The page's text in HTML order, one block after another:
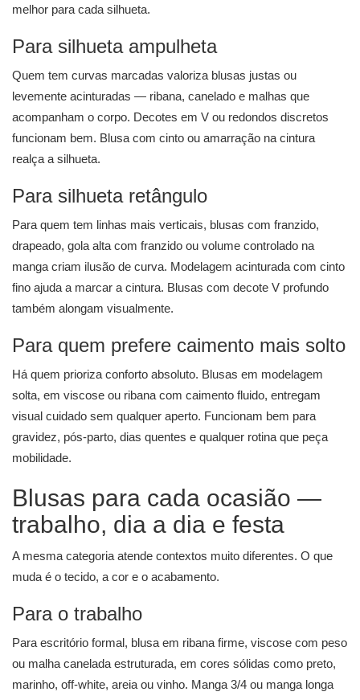
melhor para cada silhueta.
Para silhueta ampulheta
Quem tem curvas marcadas valoriza blusas justas ou
levemente acinturadas — ribana, canelado e malhas que
acompanham o corpo. Decotes em V ou redondos discretos
funcionam bem. Blusa com cinto ou amarração na cintura
realça a silhueta.
Para silhueta retângulo
Para quem tem linhas mais verticais, blusas com franzido,
drapeado, gola alta com franzido ou volume controlado na
manga criam ilusão de curva. Modelagem acinturada com cinto
fino ajuda a marcar a cintura. Blusas com decote V profundo
também alongam visualmente.
Para quem prefere caimento mais solto
Há quem prioriza conforto absoluto. Blusas em modelagem
solta, em viscose ou ribana com caimento fluido, entregam
visual cuidado sem qualquer aperto. Funcionam bem para
gravidez, pós-parto, dias quentes e qualquer rotina que peça
mobilidade.
Blusas para cada ocasião —
trabalho, dia a dia e festa
A mesma categoria atende contextos muito diferentes. O que
muda é o tecido, a cor e o acabamento.
Para o trabalho
Para escritório formal, blusa em ribana firme, viscose com peso
ou malha canelada estruturada, em cores sólidas como preto,
marinho, off-white, areia ou vinho. Manga 3/4 ou manga longa